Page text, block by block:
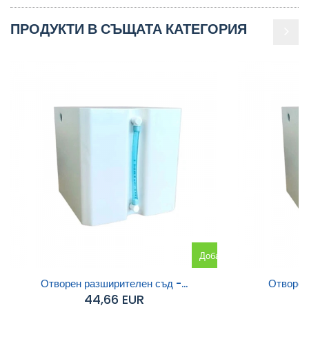
ПРОДУКТИ В СЪЩАТА КАТЕГОРИЯ
Добавяне
Отворен разширителен съд -...
44,66 EUR